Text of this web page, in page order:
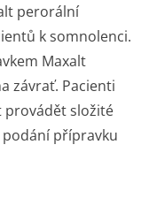
perorální
k somnolenci.
Maxalt
závrať. Pacienti
složité
přípravku